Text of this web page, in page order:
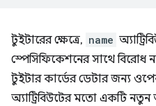
টুইটারের ক্ষেত্রে, name
স্পেসিফিকেশনের সাথে বিরোধ
টুইটার কার্ডের ডেটার জন্য
অ্যাট্রিবিউটের মতো একটি নতুন